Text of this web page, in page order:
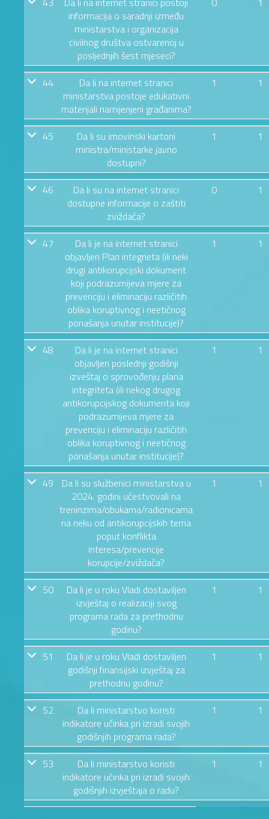
informacija o saradnji između
ministarstva i organizacija
civilnog društva ostvarenoj u
posljednjih šest mjeseci?
44
Da li na internet stranici
ministarstva postoje edukativni
materijali namijenjeni građanima?
1 1
45
Da li su imovinski kartoni
ministra/ministarke javno
dostupni?
1 1
46
Da li su na internet stranici
dostupne informacije o zaštiti
zviždača?
0 1
47
Da li je na internet stranici
objavljen Plan integrieta (ili neki
drugi antikorupcijski dokument
koji podrazumijeva mjere za
prevenciju i eliminaciju različitih
oblika koruptivnog i neetičnog
ponašanja unutar institucije)?
1 1
48
Da li je na internet stranici
objavljen poslednji godišnji
izveštaj o sprovođenju plana
integriteta (ili nekog drugog
antikorupcijskog dokumenta koji
podrazumijeva mjere za
prevenciju i eliminaciju različitih
oblika koruptivnog i neetičnog
ponašanja unutar institucije)?
1 1
49
Da li su službenici ministarstva u
2024. godini učestvovali na
treninzima/obukama/radionicama
na neku od antikorupcijskih tema
poput konflikta
interesa/prevencije
korupcije/zviždača?
1 1
50
Da li je u roku Vladi dostaviljen
izvještaj o realizaciji svog
programa rada za prethodnu
godinu?
1 1
51
Da li je u roku Vladi dostaviljen
godišnji finansijski izvještaj za
prethodnu godinu?
1 1
52
Da li ministarstvo koristi
indikatore učinka pri izradi svojih
godišnjih programa rada?
1 1
53
Da li ministarstvo koristi
indikatore učinka pri izradi svojih
godišnjih izvještaja o radu?
1 1